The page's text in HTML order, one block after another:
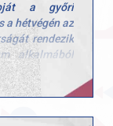
a győri
a hétvégén az
rendezik
alkalmából
későbbi
súlyemelést
is